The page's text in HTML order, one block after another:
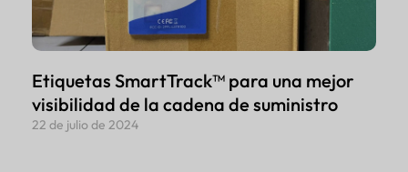
Etiquetas SmartTrack™ para una mejor
visibilidad de la cadena de suministro
22 de julio de 2024